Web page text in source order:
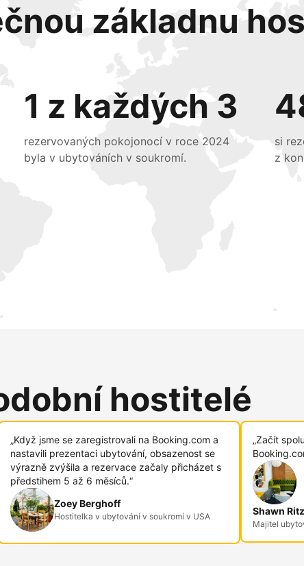
základnu
1 z každých 3
rezervovaných pokojonocí v roce 2024
byla v ubytováních v soukromí.
si
z
hostitelé
„Když jsme se zaregistrovali na Booking.com a
nastavili prezentaci ubytování, obsazenost se
výrazně zvýšila a rezervace začaly přicházet s
předstihem 5 až 6 měsíců.“
Zoey Berghoff
Hostitelka v ubytování v soukromí v USA
„Začít
Shawn
Majitel